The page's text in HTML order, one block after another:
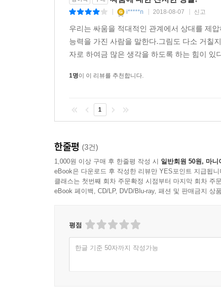
i*****n 2018-08-07 신고
우리는 싸움을 적대적인 관계에서 상대를 제
능력을 가진 사람을 말한다.그림도 다소 거칠
자로 하여금 많은 생각을 하도록 하는 힘이
1명이 이 리뷰를 추천합니다.
1
한줄평 (3건)
1,000원 이상 구매 후 한줄평 작성 시 일반회원 50원, 마니
eBook은 다운로드 후 작성한 리뷰만 YES포인트 지급됩니
클래스는 첫번째 회차 주문확정 시점부터 마지막 회차 주
eBook 페이백, CD/LP, DVD/Blu-ray, 패션 및 판매금지 상
평점
한글 기준 50자까지 작성가능